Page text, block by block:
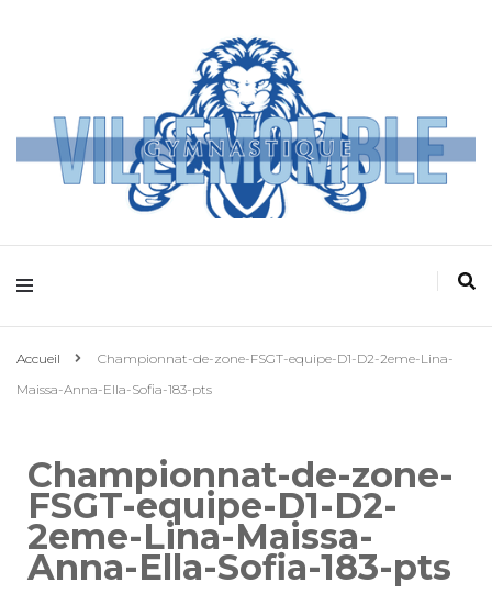
Villemomble
Gymnastique
Accueil
Championnat-de-zone-FSGT-equipe-D1-D2-2eme-Lina-
Maissa-Anna-Ella-Sofia-183-pts
Championnat-de-zone-
FSGT-equipe-D1-D2-
2eme-Lina-Maissa-
Anna-Ella-Sofia-183-pts